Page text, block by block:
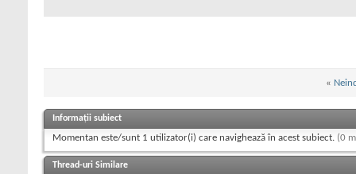
«
Informații subiect
Momentan este/sunt 1 utilizator(i) care navighează în acest subiect. (0
Thread-uri Similare